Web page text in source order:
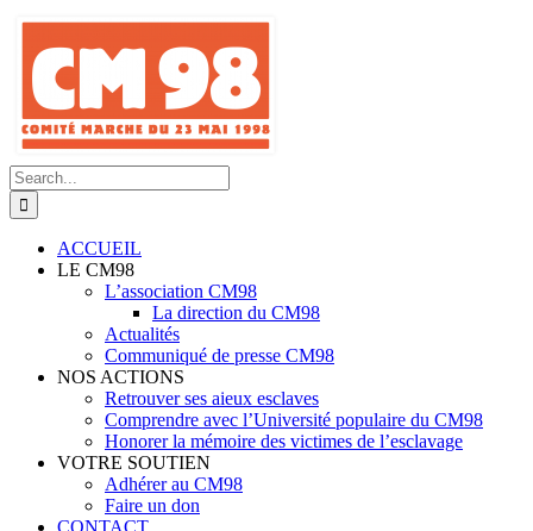
Skip
content
Search
for:
ACCUEIL
LE CM98
L’association CM98
La direction du CM98
Actualités
Communiqué de presse CM98
NOS ACTIONS
Retrouver ses aieux esclaves
Comprendre avec l’Université populaire du CM98
Honorer la mémoire des victimes de l’esclavage
VOTRE SOUTIEN
Adhérer au CM98
Faire un don
CONTACT